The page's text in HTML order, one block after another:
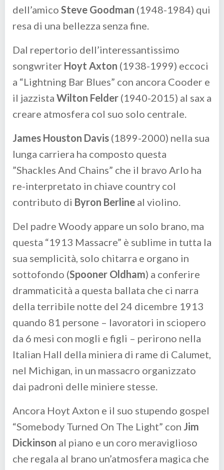
dell’amico Steve Goodman (1948-1984) qui
resa di una bellezza senza fine.
Dal repertorio dell’interessantissimo
songwriter Hoyt Axton (1938-1999) eccoci
a “Lightning Bar Blues” con ancora Cooder e
il jazzista Wilton Felder (1940-2015) al sax a
creare atmosfera col suo solo centrale.
James Houston Davis (1899-2000) nella sua
lunga carriera ha composto questa
”Shackles And Chains” che il bravo Arlo ha
re-interpretato in chiave country col
contributo di Byron Berline al violino.
Del padre Woody appare un solo brano, ma
questa “1913 Massacre” è sublime in tutta la
sua semplicità, solo chitarra e organo in
sottofondo (Spooner Oldham) a conferire
drammaticità a questa ballata che ci narra
della terribile notte del 24 dicembre 1913
quando 81 persone – lavoratori in sciopero
da 6 mesi con mogli e figli – perirono nella
Italian Hall della miniera di rame di Calumet,
nel Michigan, in un massacro organizzato
dai padroni delle miniere stesse.
Ancora Hoyt Axton e il suo stupendo gospel
“Somebody Turned On The Light” con Jim
Dickinson al piano e un coro meraviglioso
che regala al brano un’atmosfera magica che